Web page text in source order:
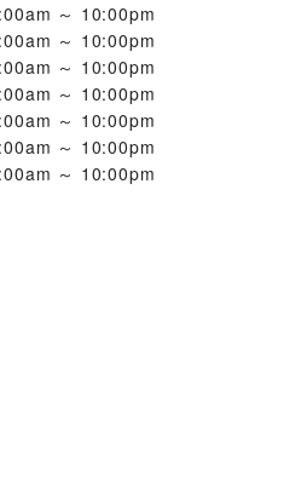
～ 10:00pm
～ 10:00pm
～ 10:00pm
～ 10:00pm
～ 10:00pm
～ 10:00pm
～ 10:00pm